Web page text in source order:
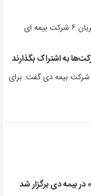
مدیرعامل بیمه دی در اولین نشست با مدیران امور مشتریان ۶ شرکت بیمه ای
به اشتراک بگذارند
شرکت بیمه دی گفت: برای
بیمه دی برگزار شد